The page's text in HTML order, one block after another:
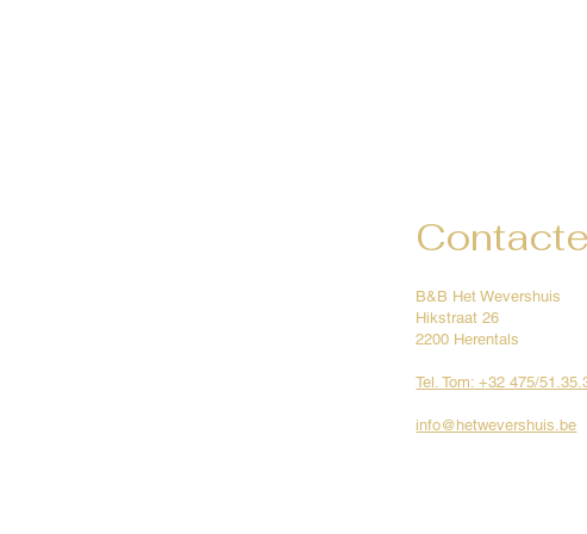
B&B Het Wevershuis
Hikstraat 26
2200 Herentals
Tel. Tom: +32 475/
info@hetwevershuis.be